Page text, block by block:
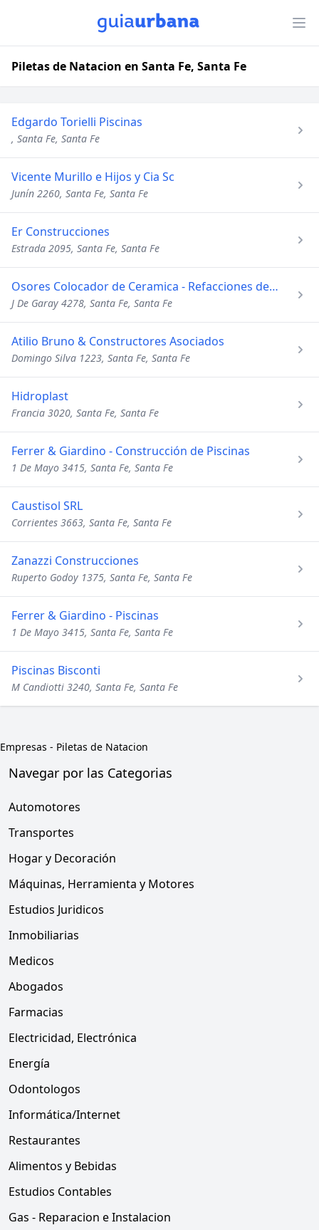
Piletas de Natacion en Santa Fe, Santa Fe
Edgardo Torielli Piscinas
, Santa Fe, Santa Fe
Vicente Murillo e Hijos y Cia Sc
Junín 2260, Santa Fe, Santa Fe
Er Construcciones
Estrada 2095, Santa Fe, Santa Fe
Osores Colocador de Ceramica - Refacciones de Casas
J De Garay 4278, Santa Fe, Santa Fe
Atilio Bruno & Constructores Asociados
Domingo Silva 1223, Santa Fe, Santa Fe
Hidroplast
Francia 3020, Santa Fe, Santa Fe
Ferrer & Giardino - Construcción de Piscinas
1 De Mayo 3415, Santa Fe, Santa Fe
Caustisol SRL
Corrientes 3663, Santa Fe, Santa Fe
Zanazzi Construcciones
Ruperto Godoy 1375, Santa Fe, Santa Fe
Ferrer & Giardino - Piscinas
1 De Mayo 3415, Santa Fe, Santa Fe
Piscinas Bisconti
M Candiotti 3240, Santa Fe, Santa Fe
Empresas - Piletas de Natacion
Navegar por las Categorias
Automotores
Transportes
Hogar y Decoración
Máquinas, Herramienta y Motores
Estudios Juridicos
Inmobiliarias
Medicos
Abogados
Farmacias
Electricidad, Electrónica
Energía
Odontologos
Informática/Internet
Restaurantes
Alimentos y Bebidas
Estudios Contables
Gas - Reparacion e Instalacion